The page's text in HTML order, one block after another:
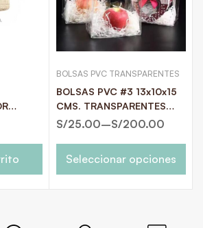
X
BOLSAS PVC TRANSPARENTES
BOLSAS PVC #3 13x10x15
CMS. TRANSPARENTES
PARA REGALOS
S/25.00–S/200.00
Seleccionar opciones